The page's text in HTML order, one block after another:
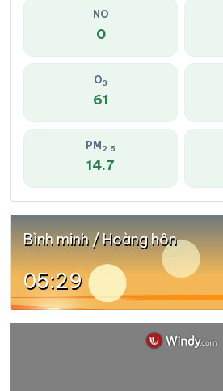
NO
0
O3
61
PM 2.5
14.7
Bình minh / Hoàng hôn
05:29